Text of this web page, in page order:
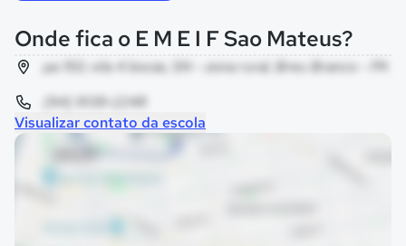
Onde fica o E M E I F Sao Mateus?
pa 150, vila 4 bocas, SN - zona rural, Breu Branco - PA
(94) 9139-2248
Visualizar contato da escola